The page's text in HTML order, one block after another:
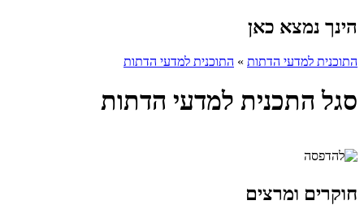
הינך נמצא כאן
התוכנית למדעי הדתות » התוכנית למדעי הדתות
סגל התכנית למדעי הדתות
חוקרים ומרצים